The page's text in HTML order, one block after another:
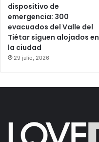
dispositivo de
emergencia: 300
evacuados del Valle del
Tiétar siguen alojados en
la ciudad
29 julio, 2026